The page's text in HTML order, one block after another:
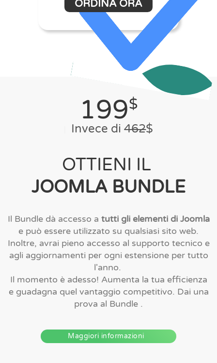
ORDINA ORA
199$
Invece di462$
OTTIENI IL
JOOMLA BUNDLE
Il Bundle dà accesso a tutti gli elementi di Joomla
e può essere utilizzato su qualsiasi sito web.
Inoltre, avrai pieno accesso al supporto tecnico e
agli aggiornamenti per ogni estensione per tutto
l'anno.
Il momento è adesso! Aumenta la tua efficienza
e guadagna quel vantaggio competitivo. Dai una
prova al Bundle .
Maggiori informazioni